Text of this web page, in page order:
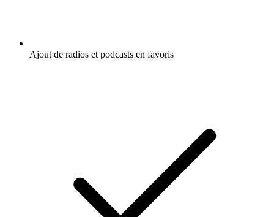
Ajout de radios et podcasts en favoris